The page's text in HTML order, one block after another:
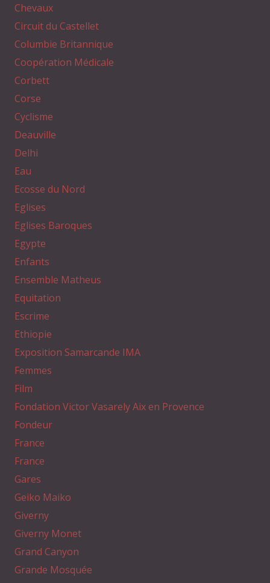
Chevaux
Circuit du Castellet
Columbie Britannique
Coopération Médicale
Corbett
Corse
Cyclisme
Deauville
Delhi
Eau
Ecosse du Nord
Eglises
Eglises Baroques
Egypte
Enfants
Ensemble Matheus
Equitation
Escrime
Ethiopie
Exposition Samarcande IMA
Femmes
Film
Fondation Victor Vasarely Aix en Provence
Fondeur
France
France
Gares
Geiko Maiko
Giverny
Giverny Monet
Grand Canyon
Grande Mosquée